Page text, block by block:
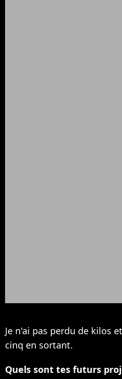
Je n'ai pas perdu de kilos
cinq en sortant.
Quels sont tes futurs